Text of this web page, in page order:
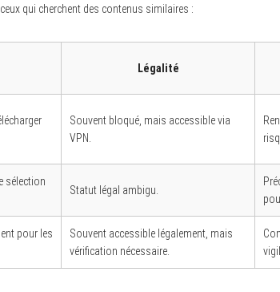
qui cherchent des contenus similaires :
Légalité
Souvent bloqué, mais accessible via
VPN.
sélection
Statut légal ambigu.
pour les
Souvent accessible légalement, mais
vérification nécessaire.